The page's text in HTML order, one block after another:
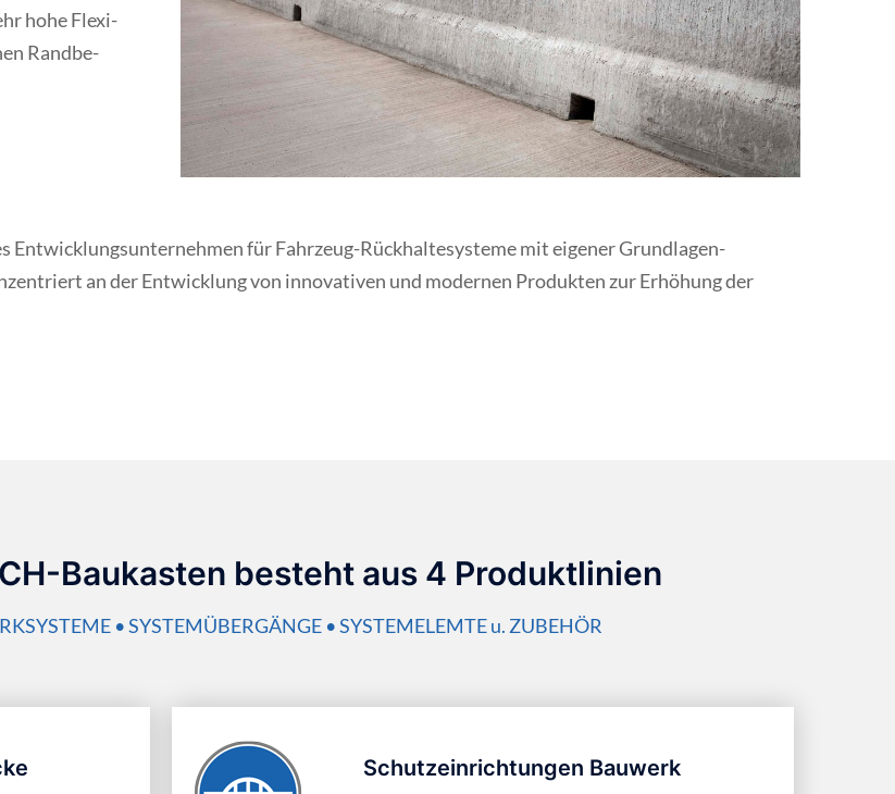
hohe Flexi­
Rand­be­
Entwicklungs­unternehmen für Fahrzeug-Rückhaltesysteme mit eigener Grund­lagen­
an der Entwicklung von innovativen und modernen Produkten zur Erhöhung der
Baukasten besteht aus 4 Produktlinien
• SYSTEMÜBERGÄNGE • SYSTEMELEMTE u. ZUBEHÖR
Schutzeinrichtungen Bauwerk